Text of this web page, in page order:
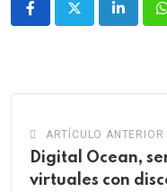
LinkedIn
ARTÍCULO ANTERIOR
Digital Ocean,
virtuales con